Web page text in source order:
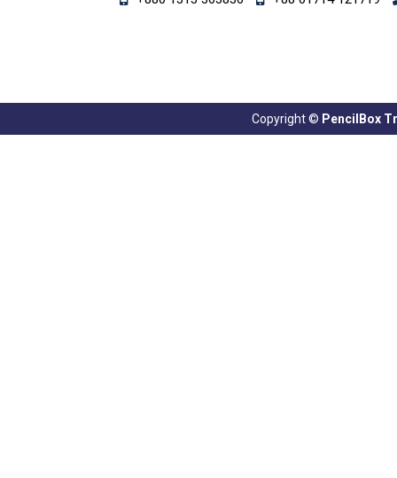
Copyright © PencilBox